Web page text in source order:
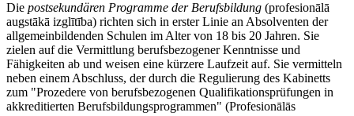
Die postsekundären Programme der Berufsbildung (profesionālā
augstākā izglītība) richten sich in erster Linie an Absolventen der
allgemeinbildenden Schulen im Alter von 18 bis 20 Jahren. Sie
zielen auf die Vermittlung berufsbezogener Kenntnisse und
Fähigkeiten ab und weisen eine kürzere Laufzeit auf. Sie vermitteln
neben einem Abschluss, der durch die Regulierung des Kabinetts
zum "Prozedere von berufsbezogenen Qualifikationsprüfungen in
akkreditierten Berufsbildungsprogrammen" (Profesionālās